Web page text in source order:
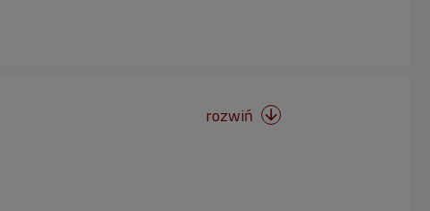
rozwiń 